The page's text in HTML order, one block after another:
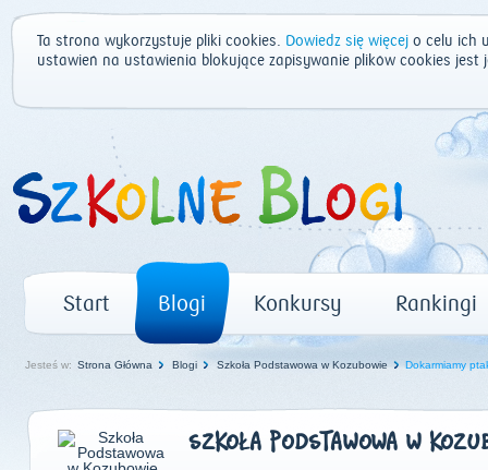
Ta strona wykorzystuje pliki cookies. Dowiedz się więcej o celu ich
ustawień na ustawienia blokujące zapisywanie plików cookies
Start Blogi Konkursy Rankingi
Jesteś w: Strona Główna Blogi Szkoła Podstawowa w Kozubowie Dokarmiamy
SZKOŁA PODSTAWOWA W